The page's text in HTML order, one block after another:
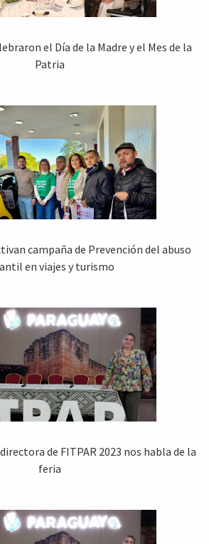
el Día de la Madre y el Mes de la
Patria
campaña de Prevención del abuso
en viajes y turismo
de FITPAR 2023 nos habla de la
feria